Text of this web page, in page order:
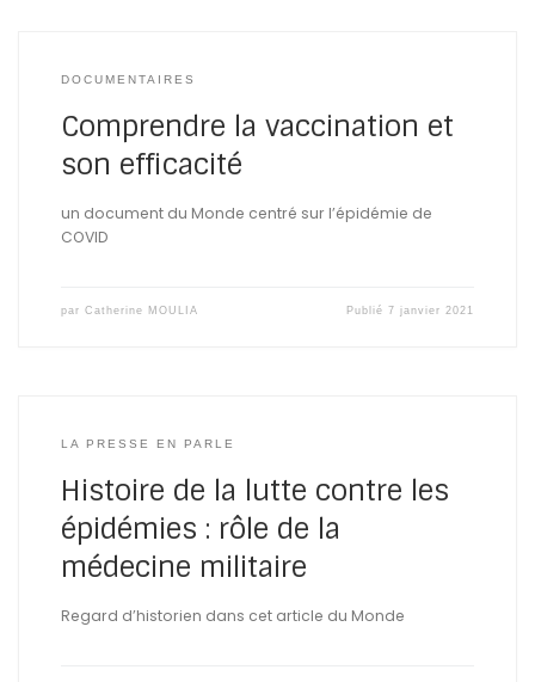
DOCUMENTAIRES
Comprendre la vaccination et
son efficacité
un document du Monde centré sur l’épidémie de
COVID
par Catherine MOULIA Publié7 janvier 2021
LA PRESSE EN PARLE
Histoire de la lutte contre les
épidémies : rôle de la
médecine militaire
Regard d’historien dans cet article du Monde